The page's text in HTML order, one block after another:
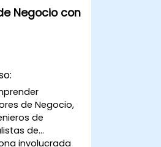
Negocio con
de Negocio,
de
de
involucrada